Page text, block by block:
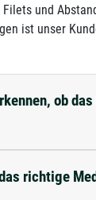
und
ist unser
ob
richtige